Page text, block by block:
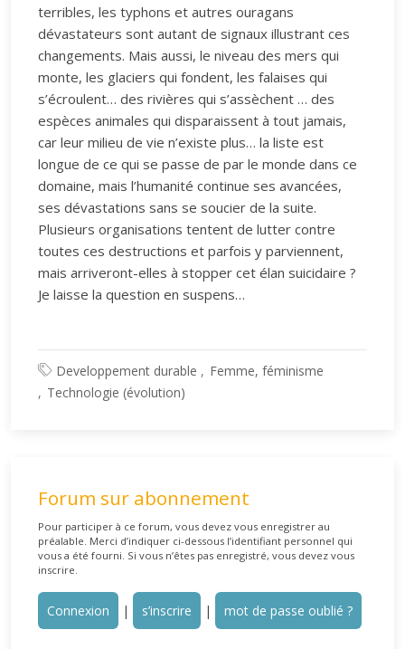
terribles, les typhons et autres ouragans
dévastateurs sont autant de signaux illustrant ces
changements. Mais aussi, le niveau des mers qui
monte, les glaciers qui fondent, les falaises qui
s’écroulent… des rivières qui s’assèchent … des
espèces animales qui disparaissent à tout jamais,
car leur milieu de vie n’existe plus… la liste est
longue de ce qui se passe de par le monde dans ce
domaine, mais l’humanité continue ses avancées,
ses dévastations sans se soucier de la suite.
Plusieurs organisations tentent de lutter contre
toutes ces destructions et parfois y parviennent,
mais arriveront-elles à stopper cet élan suicidaire ?
Je laisse la question en suspens…
Developpement durable
Femme, féminisme
Technologie (évolution)
Forum sur abonnement
Pour participer à ce forum, vous devez vous enregistrer au
préalable. Merci d’indiquer ci-dessous l’identifiant personnel qui
vous a été fourni. Si vous n’êtes pas enregistré, vous devez vous
inscrire.
Connexion | s’inscrire | mot de passe oublié ?